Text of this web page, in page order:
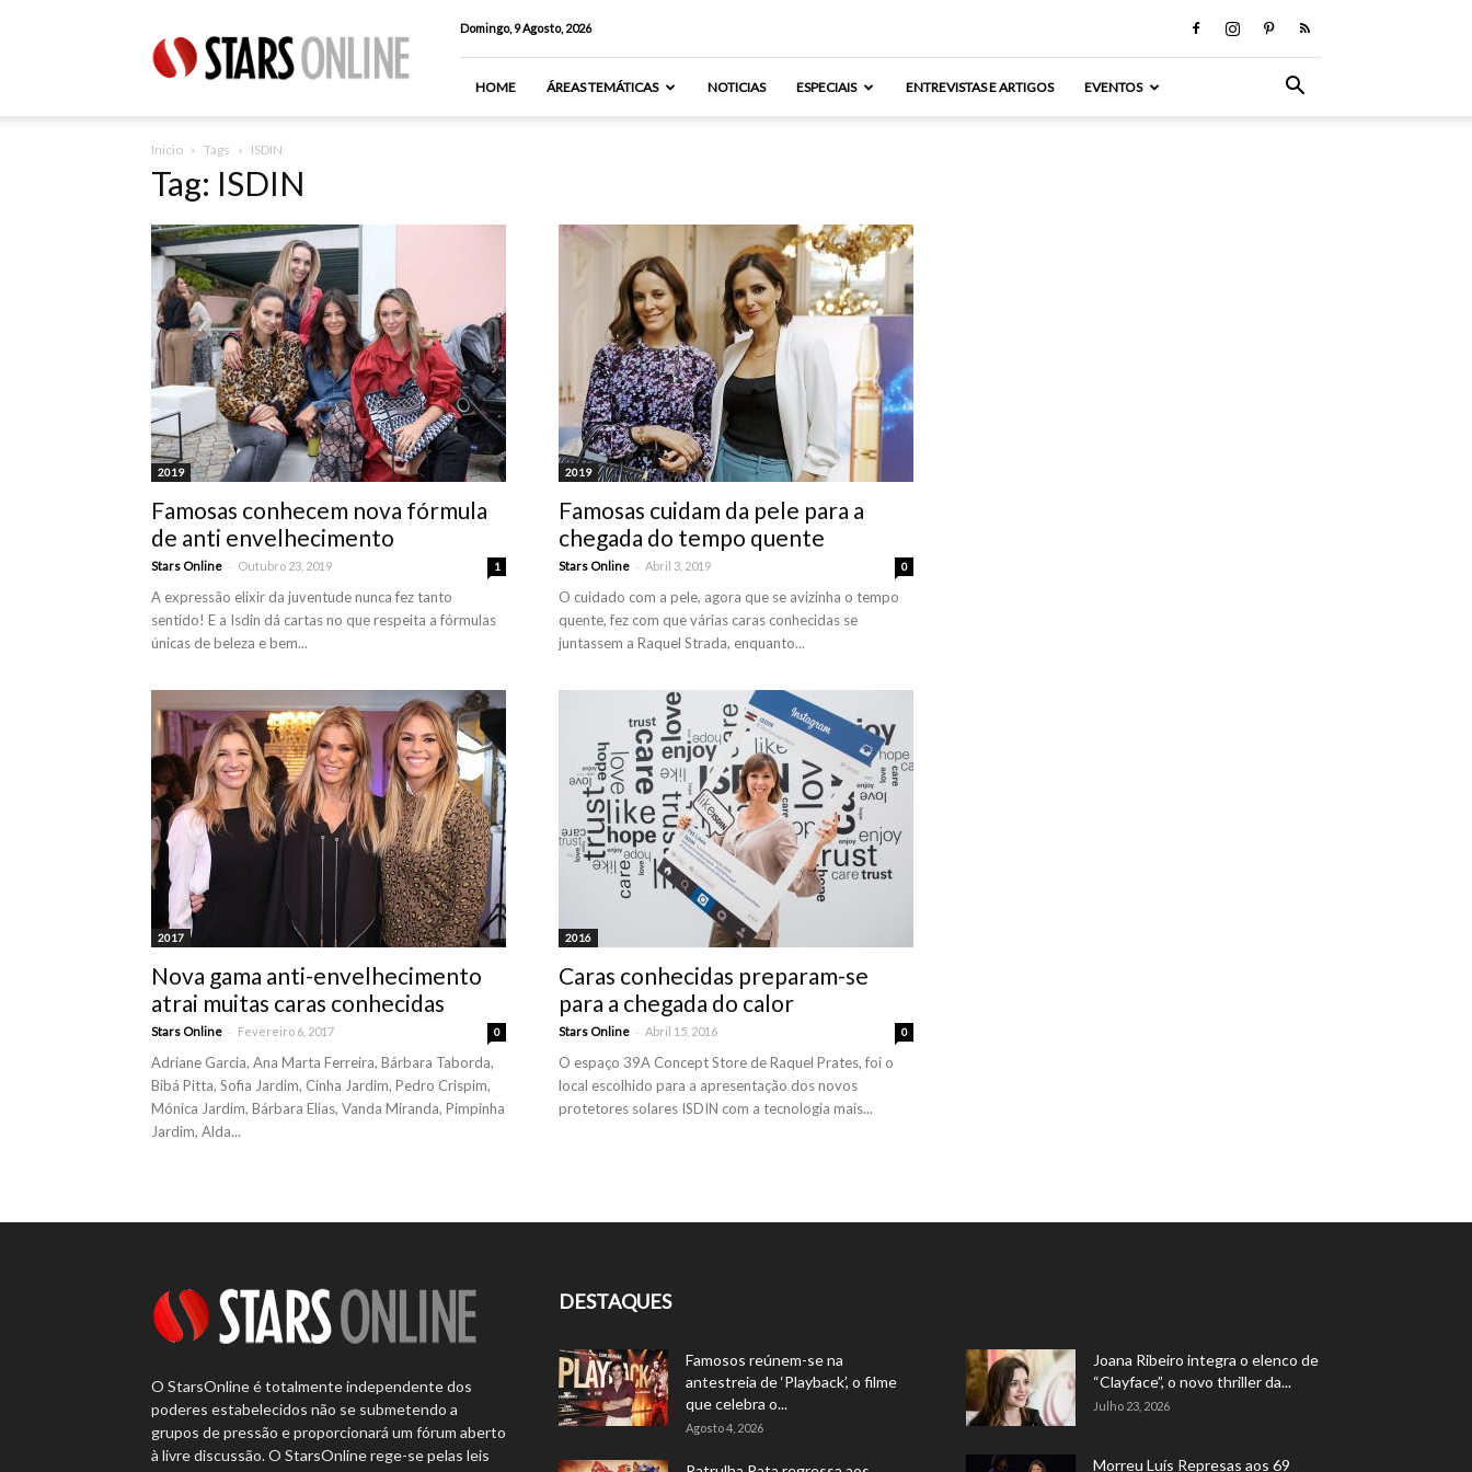
Online
Domingo, 9 Agosto, 2026
HOME ÁREAS TEMÁTICAS NOTICIAS ESPECIAIS ENTREVISTAS E ARTIGOS EVENTOS
Inicio Tags ISDIN
Tag: ISDIN
2019
Famosas conhecem nova fórmula
de anti envelhecimento
Stars Online - Outubro 23, 2019 1
A expressão elixir da juventude nunca fez tanto
sentido! E a Isdin dá cartas no que respeita a fórmulas
únicas de beleza e bem...
2019
Famosas cuidam da pele para a
chegada do tempo quente
Stars Online - Abril 3, 2019 0
O cuidado com a pele, agora que se avizinha o tempo
quente, fez com que várias caras conhecidas se
juntassem a Raquel Strada, enquanto...
2017
Nova gama anti-envelhecimento
atrai muitas caras conhecidas
Stars Online - Fevereiro 6, 2017 0
Adriane Garcia, Ana Marta Ferreira, Bárbara Taborda,
Bibá Pitta, Sofia Jardim, Cinha Jardim, Pedro Crispim,
Mónica Jardim, Bárbara Elias, Vanda Miranda, Pimpinha
Jardim, Alda...
2016
Caras conhecidas preparam-se
para a chegada do calor
Stars Online - Abril 15, 2016 0
O espaço 39A Concept Store de Raquel Prates, foi o
local escolhido para a apresentação dos novos
protetores solares ISDIN com a tecnologia mais...
O StarsOnline é totalmente independente dos
poderes estabelecidos não se submetendo a
grupos de pressão e proporcionará um fórum aberto
à livre discussão. O StarsOnline rege-se pelas leis
DESTAQUES
Famosos reúnem-se na
antestreia de ‘Playback’, o filme
que celebra o...
Agosto 4, 2026
Joana Ribeiro integra o elenco de
“Clayface”, o novo thriller da...
Julho 23, 2026
Morreu Luís Represas aos 69